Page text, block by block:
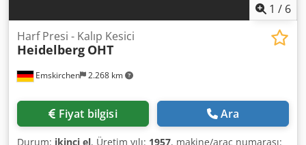
1 / 6
Emskirchen 2.268 km
Harf Presi - Kalıp Kesici
Heidelberg OHT
Fiyat bilgisi Ara
Durum: ikinci el, Üretim yılı: 1957, makine/araç numarası: